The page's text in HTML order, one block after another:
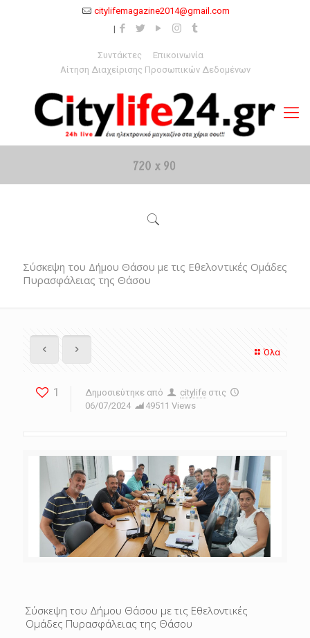
citylifemagazine2014@gmail.com
Συντάκτες
Επικοινωνία
Αίτηση Διαχείρισης Προσωπικών Δεδομένων
Σύσκεψη του Δήμου Θάσου με τις Εθελοντικές Ομάδες
Πυρασφάλειας της Θάσου
Όλα
1 Δημοσιεύτηκε από citylife στις
06/07/2024
49511 Views
Σύσκεψη του Δήμου Θάσου με τις Εθελοντικές
Ομάδες Πυρασφάλειας της Θάσου